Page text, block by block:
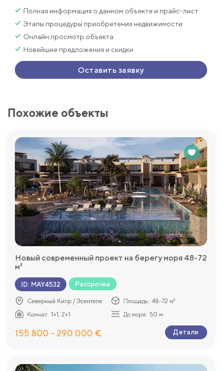
Полная информация о данном объекте и прайс-лист
Этапы процедуры приобретения недвижимости
Онлайн просмотр объекта
Новейшие предложения и скидки
Оставить заявку
Похожие объекты
Новый современный проект на берегу моря 48-72
м²
ID: MAY4532 Рассрочка
Северный Кипр / Эсентепе Площадь: 48-72 м²
Комнат: 1+1, 2+1 До моря: 50 м
155 800 - 290 000 € Детали